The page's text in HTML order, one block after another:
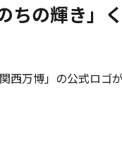
ちの輝き」
西万博」の公式ロゴ